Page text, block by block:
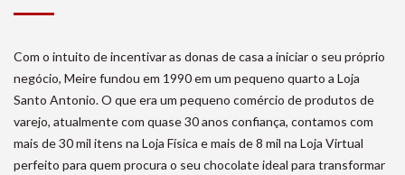
Com o intuito de incentivar as donas de casa a iniciar o seu próprio
negócio, Meire fundou em 1990 em um pequeno quarto a Loja
Santo Antonio. O que era um pequeno comércio de produtos de
varejo, atualmente com quase 30 anos confiança, contamos com
mais de 30 mil itens na Loja Física e mais de 8 mil na Loja Virtual
perfeito para quem procura o seu chocolate ideal para transformar